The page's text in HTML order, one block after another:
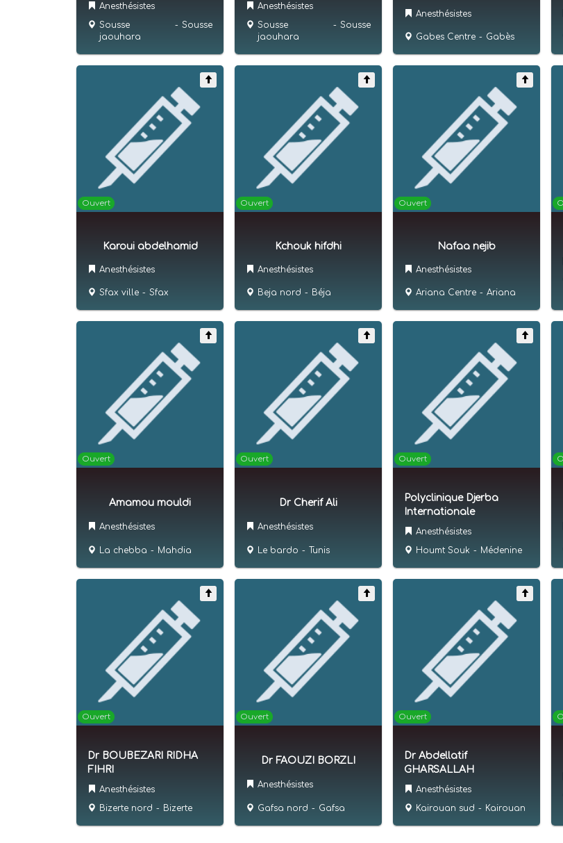
Anesthésistes
Sousse
jaouhara
- Sousse
Anesthésistes
Sousse
jaouhara
- Sousse
Anesthésistes
Gabes Centre - Gabès
Ouvert
Karoui abdelhamid
Anesthésistes
Sfax ville - Sfax
Ouvert
Kchouk hifdhi
Anesthésistes
Beja nord - Béja
Ouvert
Nafaa nejib
Anesthésistes
Ariana Centre - Ariana
Ouvert
Amamou mouldi
Anesthésistes
La chebba - Mahdia
Ouvert
Dr Cherif Ali
Anesthésistes
Le bardo - Tunis
Ouvert
Polyclinique Djerba
Internationale
Anesthésistes
Houmt Souk - Médenine
Ouvert
Dr BOUBEZARI RIDHA
FIHRI
Anesthésistes
Bizerte nord - Bizerte
Ouvert
Dr FAOUZI BORZLI
Anesthésistes
Gafsa nord - Gafsa
Ouvert
Dr Abdellatif
GHARSALLAH
Anesthésistes
Kairouan sud - Kairouan